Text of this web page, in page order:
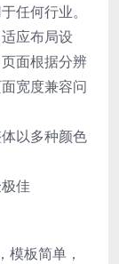
任何行业。
应布局设
面根据分辨
宽度兼容问
以多种颜色
佳
模板简单，